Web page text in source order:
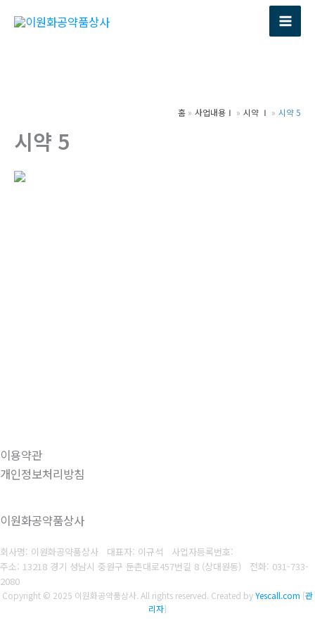
홈 사업내용Ⅰ 시약 Ⅰ 시약 5
시약 5
이용약관
개인정보처리방침
이원화공약품상사
회사명: 이원화공약품상사 대표자: 이규석 사업자등록번호:
주소: 13218 경기 성남시 중원구 둔촌대로457번길 8 (상대원동) 전화: 031-733-
2080
Copyright © 2025 이원화공약품상사. All rights reserved. Created byYescall.com [관
리자]